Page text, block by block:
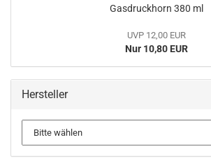
Gasdruckhorn 380 ml
UVP 12,00 EUR
Nur 10,80 EUR
Hersteller